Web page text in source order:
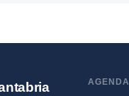
AGENDA